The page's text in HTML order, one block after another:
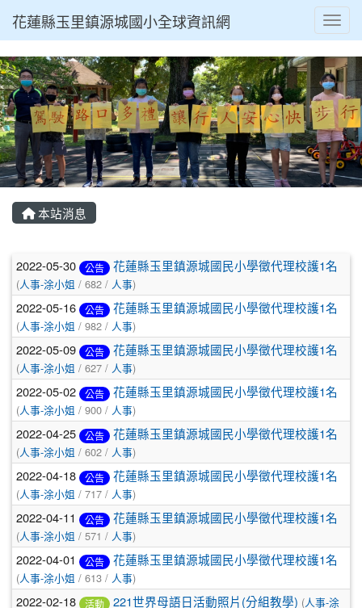
花蓮縣玉里鎮源城國小全球資訊網
本站消息
文章列表
2022-05-30 公告 花蓮縣玉里鎮源城國民小學徵代理校護1名
(人事-涂小姐 / 682 / 人事)
2022-05-16 公告 花蓮縣玉里鎮源城國民小學徵代理校護1名
(人事-涂小姐 / 982 / 人事)
2022-05-09 公告 花蓮縣玉里鎮源城國民小學徵代理校護1名
(人事-涂小姐 / 627 / 人事)
2022-05-02 公告 花蓮縣玉里鎮源城國民小學徵代理校護1名
(人事-涂小姐 / 900 / 人事)
2022-04-25 公告 花蓮縣玉里鎮源城國民小學徵代理校護1名
(人事-涂小姐 / 602 / 人事)
2022-04-18 公告 花蓮縣玉里鎮源城國民小學徵代理校護1名
(人事-涂小姐 / 717 / 人事)
2022-04-11 公告 花蓮縣玉里鎮源城國民小學徵代理校護1名
(人事-涂小姐 / 571 / 人事)
2022-04-01 公告 花蓮縣玉里鎮源城國民小學徵代理校護1名
(人事-涂小姐 / 613 / 人事)
2022-02-18 活動 221世界母語日活動照片(分組教學) (人事-涂